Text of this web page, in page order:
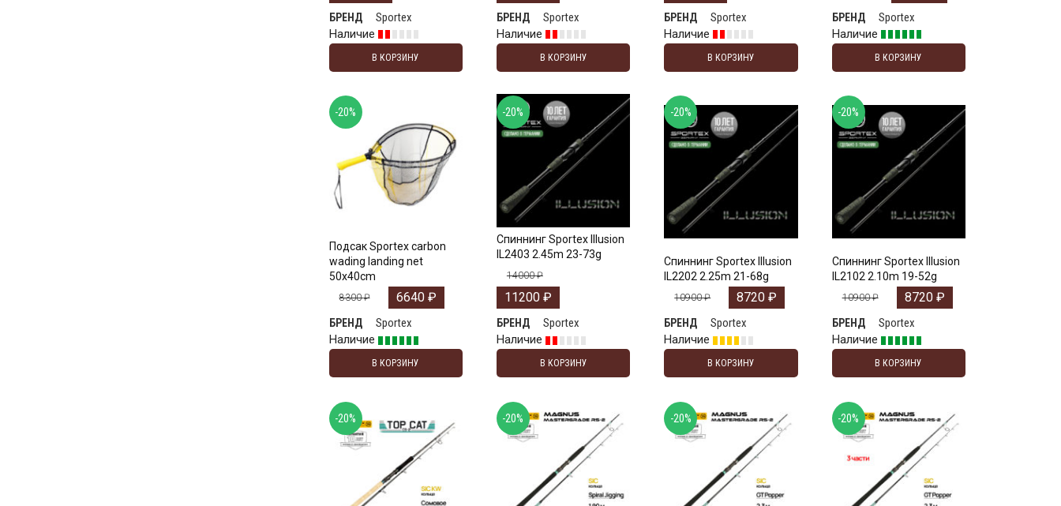
БРЕНД
Sportex
Наличие
В КОРЗИНУ
БРЕНД
Sportex
Наличие
В КОРЗИНУ
БРЕНД
Sportex
Наличие
В КОРЗИНУ
БРЕНД
Sportex
Наличие
В КОРЗИНУ
Подсак Sportex carbon
wading landing net
50x40cm
8300₽ 6640 ₽
БРЕНД
Sportex
Наличие
В КОРЗИНУ
-20%
Спиннинг Sportex Illusion
IL2403 2.45m 23-73g
14000₽
11200 ₽
БРЕНД
Sportex
Наличие
В КОРЗИНУ
-20%
Спиннинг Sportex Illusion
IL2202 2.25m 21-68g
10900₽ 8720₽
БРЕНД
Sportex
Наличие
В КОРЗИНУ
-20%
Спиннинг Sportex Illusion
IL2102 2.10m 19-52g
10900₽ 8720 ₽
БРЕНД
Sportex
Наличие
В КОРЗИНУ
-20%
-20% -20% -20% -20%